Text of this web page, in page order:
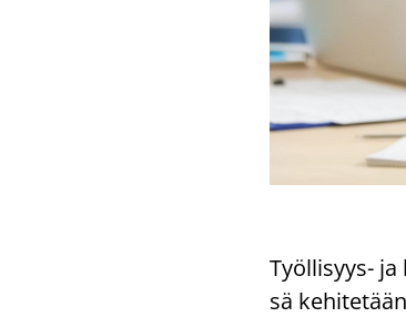
Työllisyys-​
sä